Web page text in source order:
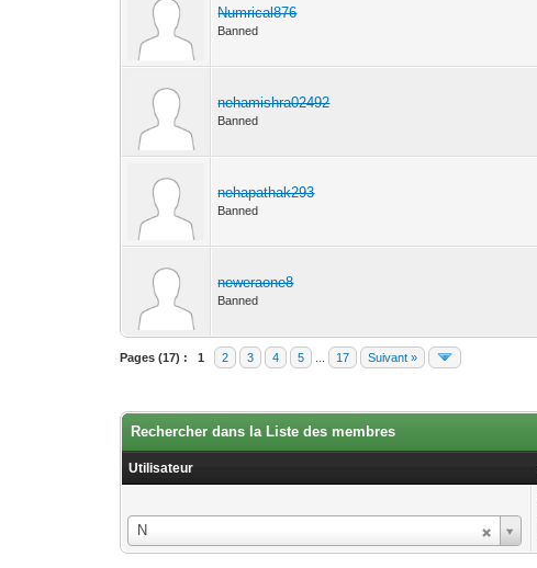
Numrical876
Banned
nehamishra02492
Banned
nehapathak293
Banned
neweraone8
Banned
Pages (17) : 1 2 3 4 5 17 Suivant »
Rechercher dans la Liste des membres
Utilisateur
N
Utilisateur